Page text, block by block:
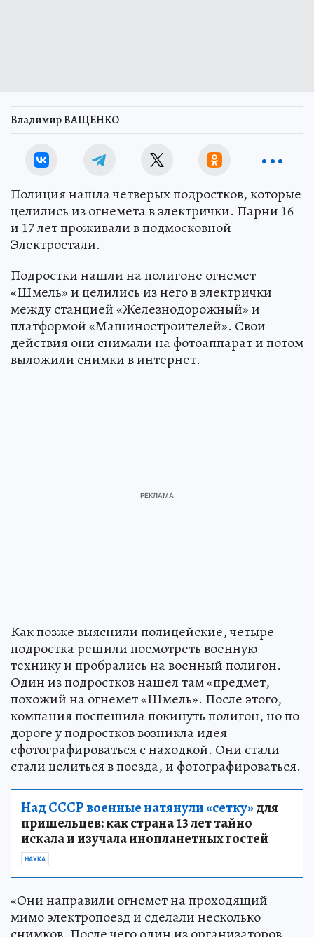
Владимир ВАЩЕНКО
Полиция нашла четверых подростков, которые
целились из огнемета в электрички. Парни 16
и 17 лет проживали в подмосковной
Электростали.
Подростки нашли на полигоне огнемет
«Шмель» и целились из него в электрички
между станцией «Железнодорожный» и
платформой «Машиностроителей». Свои
действия они снимали на фотоаппарат и потом
выложили снимки в интернет.
Как позже выяснили полицейские, четыре
подростка решили посмотреть военную
технику и пробрались на военный полигон.
Один из подростков нашел там «предмет,
похожий на огнемет «Шмель». После этого,
компания поспешила покинуть полигон, но по
дороге у подростков возникла идея
сфотографироваться с находкой. Они стали
стали целиться в поезда, и фотографироваться.
Над СССР военные натянули «сетку»для
пришельцев: как страна 13 лет тайно
искала и изучала инопланетных гостей
НАУКА
«Они направили огнемет на проходящий
мимо электропоезд и сделали несколько